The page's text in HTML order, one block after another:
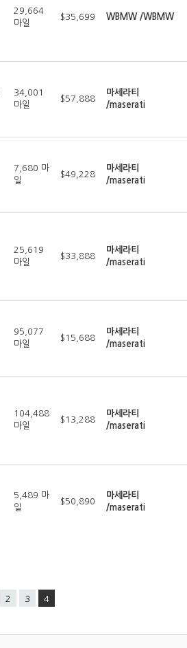
29,664
마일
$35,699 WBMW /WBMW
34,001
마일
$57,888
마세라티
/maserati
7,680 마
일
$49,228
마세라티
/maserati
25,619
마일
$33,888
마세라티
/maserati
95,077
마일
$15,688
마세라티
/maserati
104,488
마일
$13,288
마세라티
/maserati
5,489 마
일
$50,890
마세라티
/maserati
2 3 4